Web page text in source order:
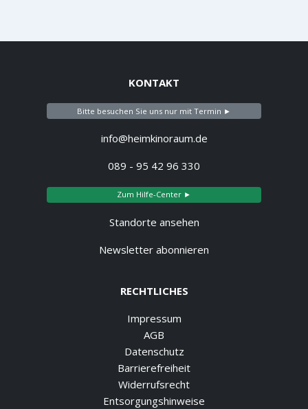
KONTAKT
Bitte besuchen Sie uns nur mit Termin ►
info@heimkinoraum.de
089 - 95 42 96 330
Zum Hilfe-Center ►
Standorte ansehen
Newsletter abonnieren
RECHTLICHES
Impressum
AGB
Datenschutz
Barrierefreiheit
Widerrufsrecht
Entsorgungshinweise